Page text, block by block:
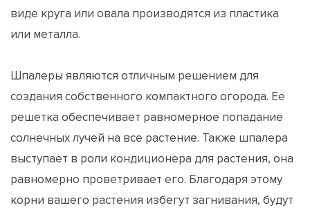
виде круга или овала производятся из пластика
или металла.
Шпалеры являются отличным решением для
создания собственного компактного огорода. Ее
решетка обеспечивает равномерное попадание
солнечных лучей на все растение. Также шпалера
выступает в роли кондиционера для растения, она
равномерно проветривает его. Благодаря этому
корни вашего растения избегут загнивания, будут